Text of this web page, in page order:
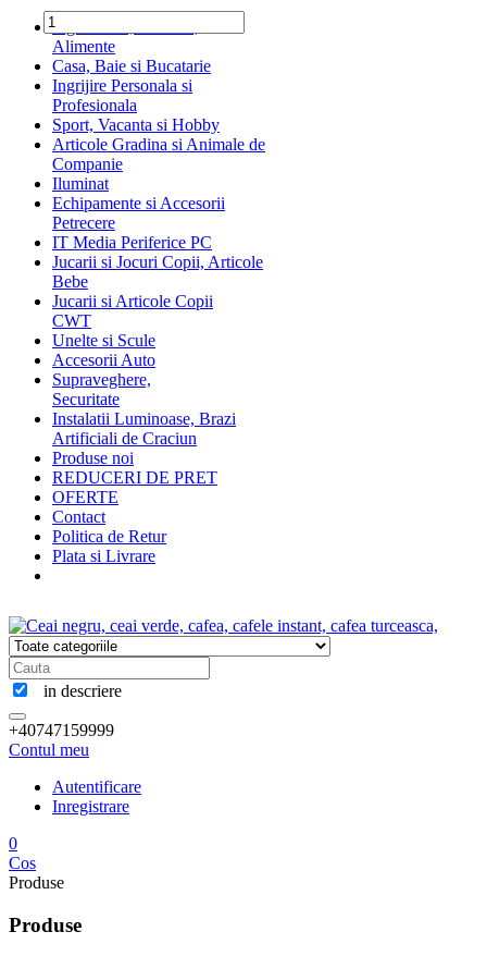
Ingrediente, Dulciuri,
Alimente
Casa, Baie si Bucatarie
Ingrijire Personala si
Profesionala
Sport, Vacanta si Hobby
Articole Gradina si Animale de
Companie
Iluminat
Echipamente si Accesorii
Petrecere
IT Media Periferice PC
Jucarii si Jocuri Copii, Articole
Bebe
Jucarii si Articole Copii
CWT
Unelte si Scule
Accesorii Auto
Supraveghere,
Securitate
Instalatii Luminoase, Brazi
Artificiali de Craciun
Produse noi
REDUCERI DE PRET
OFERTE
Contact
Politica de Retur
Plata si Livrare
in descriere
+40747159999
Contul meu
Autentificare
Inregistrare
0
Cos
Produse
Produse